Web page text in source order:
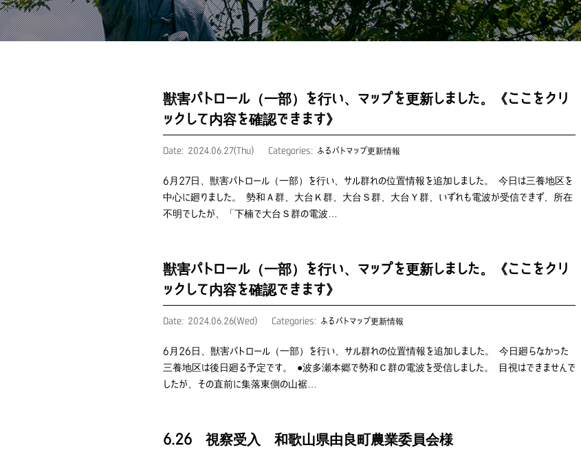
獣害パトロール（一部）を行い、マップを更新しました。《ここをクリ
ックして内容を確認できます》
Date: 2024.06.27(Thu) Categories: ふるパトマップ更新情報
6月27日、獣害パトロール（一部）を行い、サル群れの位置情報を追加しました。 今日は三養地区を
中心に廻りました。 勢和Ａ群、大台Ｋ群、大台Ｓ群、大台Ｙ群、いずれも電波が受信できず、所在
不明でしたが、「下楠で大台Ｓ群の電波…
獣害パトロール（一部）を行い、マップを更新しました。《ここをクリ
ックして内容を確認できます》
Date: 2024.06.26(Wed) Categories: ふるパトマップ更新情報
6月26日、獣害パトロール（一部）を行い、サル群れの位置情報を追加しました。 今日廻らなかった
三養地区は後日廻る予定です。 ●波多瀬本郷で勢和Ｃ群の電波を受信しました。 目視はできませんで
したが、その直前に集落東側の山裾…
6.26 視察受入 和歌山県由良町農業委員会様